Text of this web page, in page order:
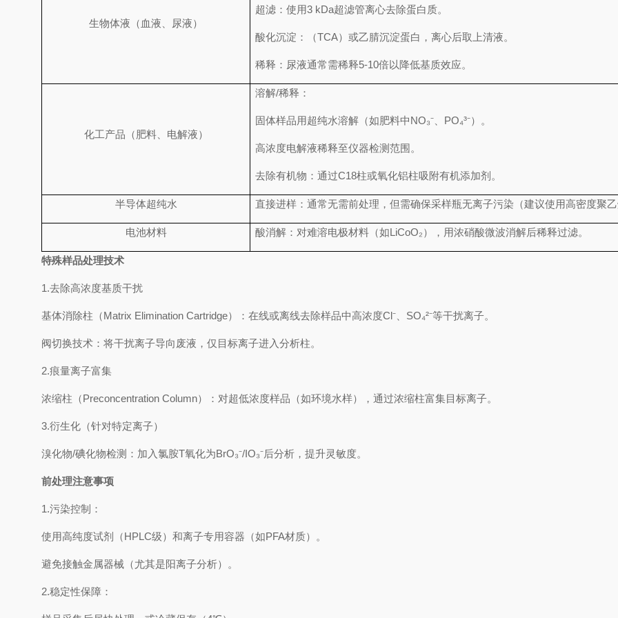
生物体液（血液、尿液）
超滤：使用3 kDa超滤管离心去除蛋白质。
酸化沉淀：（TCA）或乙腈沉淀蛋白，离心后取上清液。
稀释：尿液通常需稀释5-10倍以降低基质效应。
化工产品（肥料、电解液）
溶解/稀释：
固体样品用超纯水溶解（如肥料中NO₃⁻、PO₄³⁻）。
高浓度电解液稀释至仪器检测范围。
去除有机物：通过C18柱或氧化铝柱吸附有机添加剂。
半导体超纯水 直接进样：通常无需前处理，但需确保采样瓶无离子污染（建议使用高密度聚
电池材料 酸消解：对难溶电极材料（如LiCoO₂），用浓硝酸微波消解后稀释过滤。
特殊样品处理技术
1.去除高浓度基质干扰
基体消除柱（Matrix Elimination Cartridge）：在线或离线去除样品中高浓度Cl⁻、SO₄²⁻等干扰离子。
阀切换技术：将干扰离子导向废液，仅目标离子进入分析柱。
2.痕量离子富集
浓缩柱（Preconcentration Column）：对超低浓度样品（如环境水样），通过浓缩柱富集目标离子。
3.衍生化（针对特定离子）
溴化物/碘化物检测：加入氯胺T氧化为BrO₃⁻/IO₃⁻后分析，提升灵敏度。
前处理注意事项
1.污染控制：
使用高纯度试剂（HPLC级）和离子专用容器（如PFA材质）。
避免接触金属器械（尤其是阳离子分析）。
2.稳定性保障：